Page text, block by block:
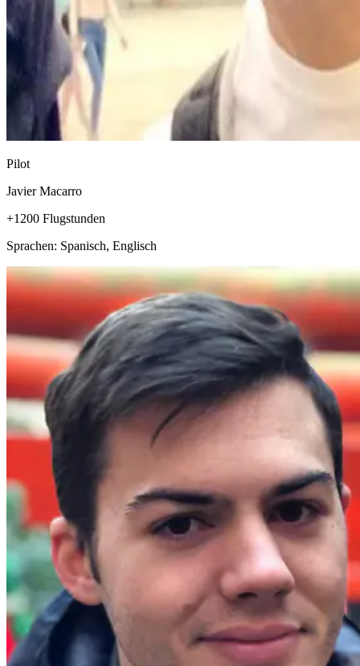
Pilot
Javier Macarro
+1200 Flugstunden
Sprachen: Spanisch, Englisch